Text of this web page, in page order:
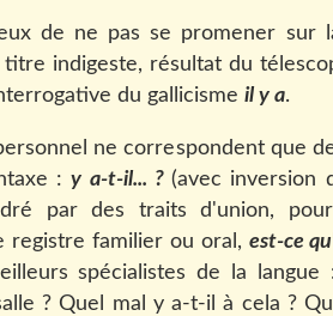
de ne pas se promener sur
indigeste, résultat du
du gallicisme il y a.
ne correspondent que
:y a-t-il... ?(avec inversion
par des traits d'union,
registre familier ou oral, est-ce
spécialistes de la langue
? Quel mal y a-t-il à cela ?